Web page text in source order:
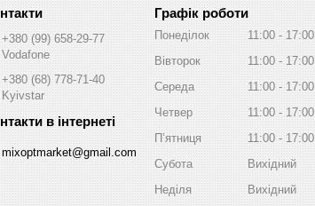
+380 (99) 658-29-77
Vodafone
+380 (68) 778-71-40
Kyivstar
mixoptmarket@gmail.com
Графік роботи
Понеділок 11:00
17:00
Вівторок
11:00
17:00
Середа
11:00
17:00
Четвер
11:00
17:00
Пʼятниця
11:00
17:00
Субота
Вихідний
Неділя
Вихідний